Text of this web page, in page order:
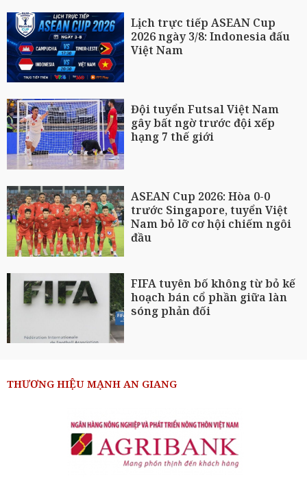
Lịch trực tiếp ASEAN Cup
2026 ngày 3/8: Indonesia đấu
Việt Nam
Đội tuyển Futsal Việt Nam
gây bất ngờ trước đội xếp
hạng 7 thế giới
ASEAN Cup 2026: Hòa 0-0
trước Singapore, tuyển Việt
Nam bỏ lỡ cơ hội chiếm ngôi
đầu
FIFA tuyên bố không từ bỏ kế
hoạch bán cổ phần giữa làn
sóng phản đối
THƯƠNG HIỆU MẠNH AN GIANG